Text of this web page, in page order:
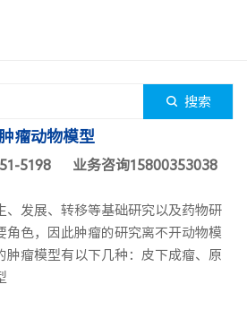
搜索
肿瘤动物模型
5198 业务咨询15800353038
、发展、转移等基础研究以及药物研
角色，因此肿瘤的研究离不开动物模
肿瘤模型有以下几种：皮下成瘤、原